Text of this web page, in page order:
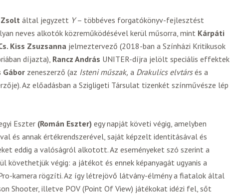
által jegyzett Y– többéves forgatókönyv-fejlesztést
neves alkotók közreműködésével kerül műsorra, mint Kárpáti
Kiss Zsuzsanna jelmeztervező (2018-ban a Színházi Kritikusok
díjazta), Rancz András UNITER-díjra jelölt speciális effektek
Gábor zeneszerző (az Isteni műszak, a Drakulics elvtársés a
Az előadásban a Szigligeti Társulat tizenkét színművésze lép
Eszter (Román Eszter) egy napját követi végig, amelyben
és annak értékrendszerével, saját képzelt identitásával és
eddig a valóságról alkotott. Az eseményeket szó szerint a
követhetjük végig: a játékot és ennek képanyagát ugyanis a
kamera rögzíti. Az így létrejövő látvány-élmény a fiatalok által
Shooter, illetve POV (Point Of View) játékokat idézi fel, sőt